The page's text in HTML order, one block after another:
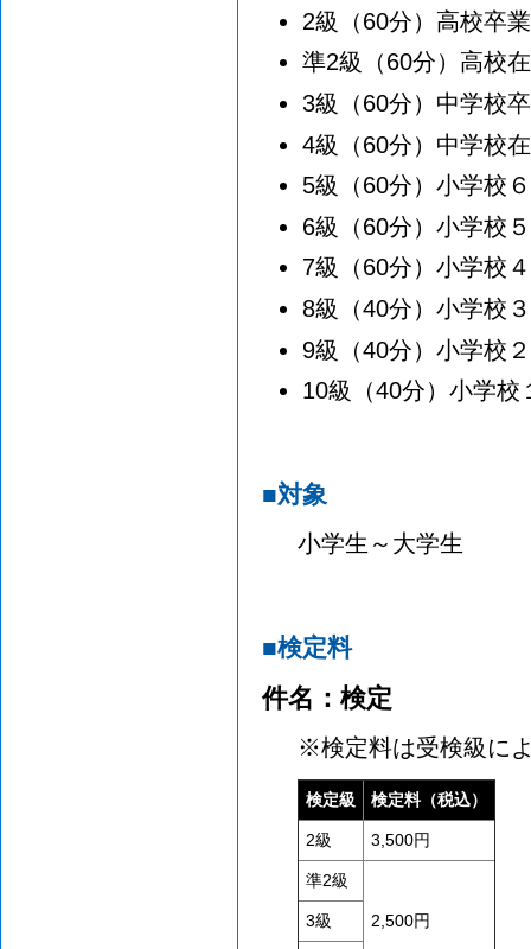
2級（60分）高校卒
準2級（60分）高校
3級（60分）中学校
4級（60分）中学校
5級（60分）小学校
6級（60分）小学校
7級（60分）小学校
8級（40分）小学校
9級（40分）小学校
10級（40分）小学校
■対象
小学生～大学生
■検定料
件名：検定
※検定料は受検級に
検定級 検定料（税込）
2級 3,500円
準2級
2,500円
3級